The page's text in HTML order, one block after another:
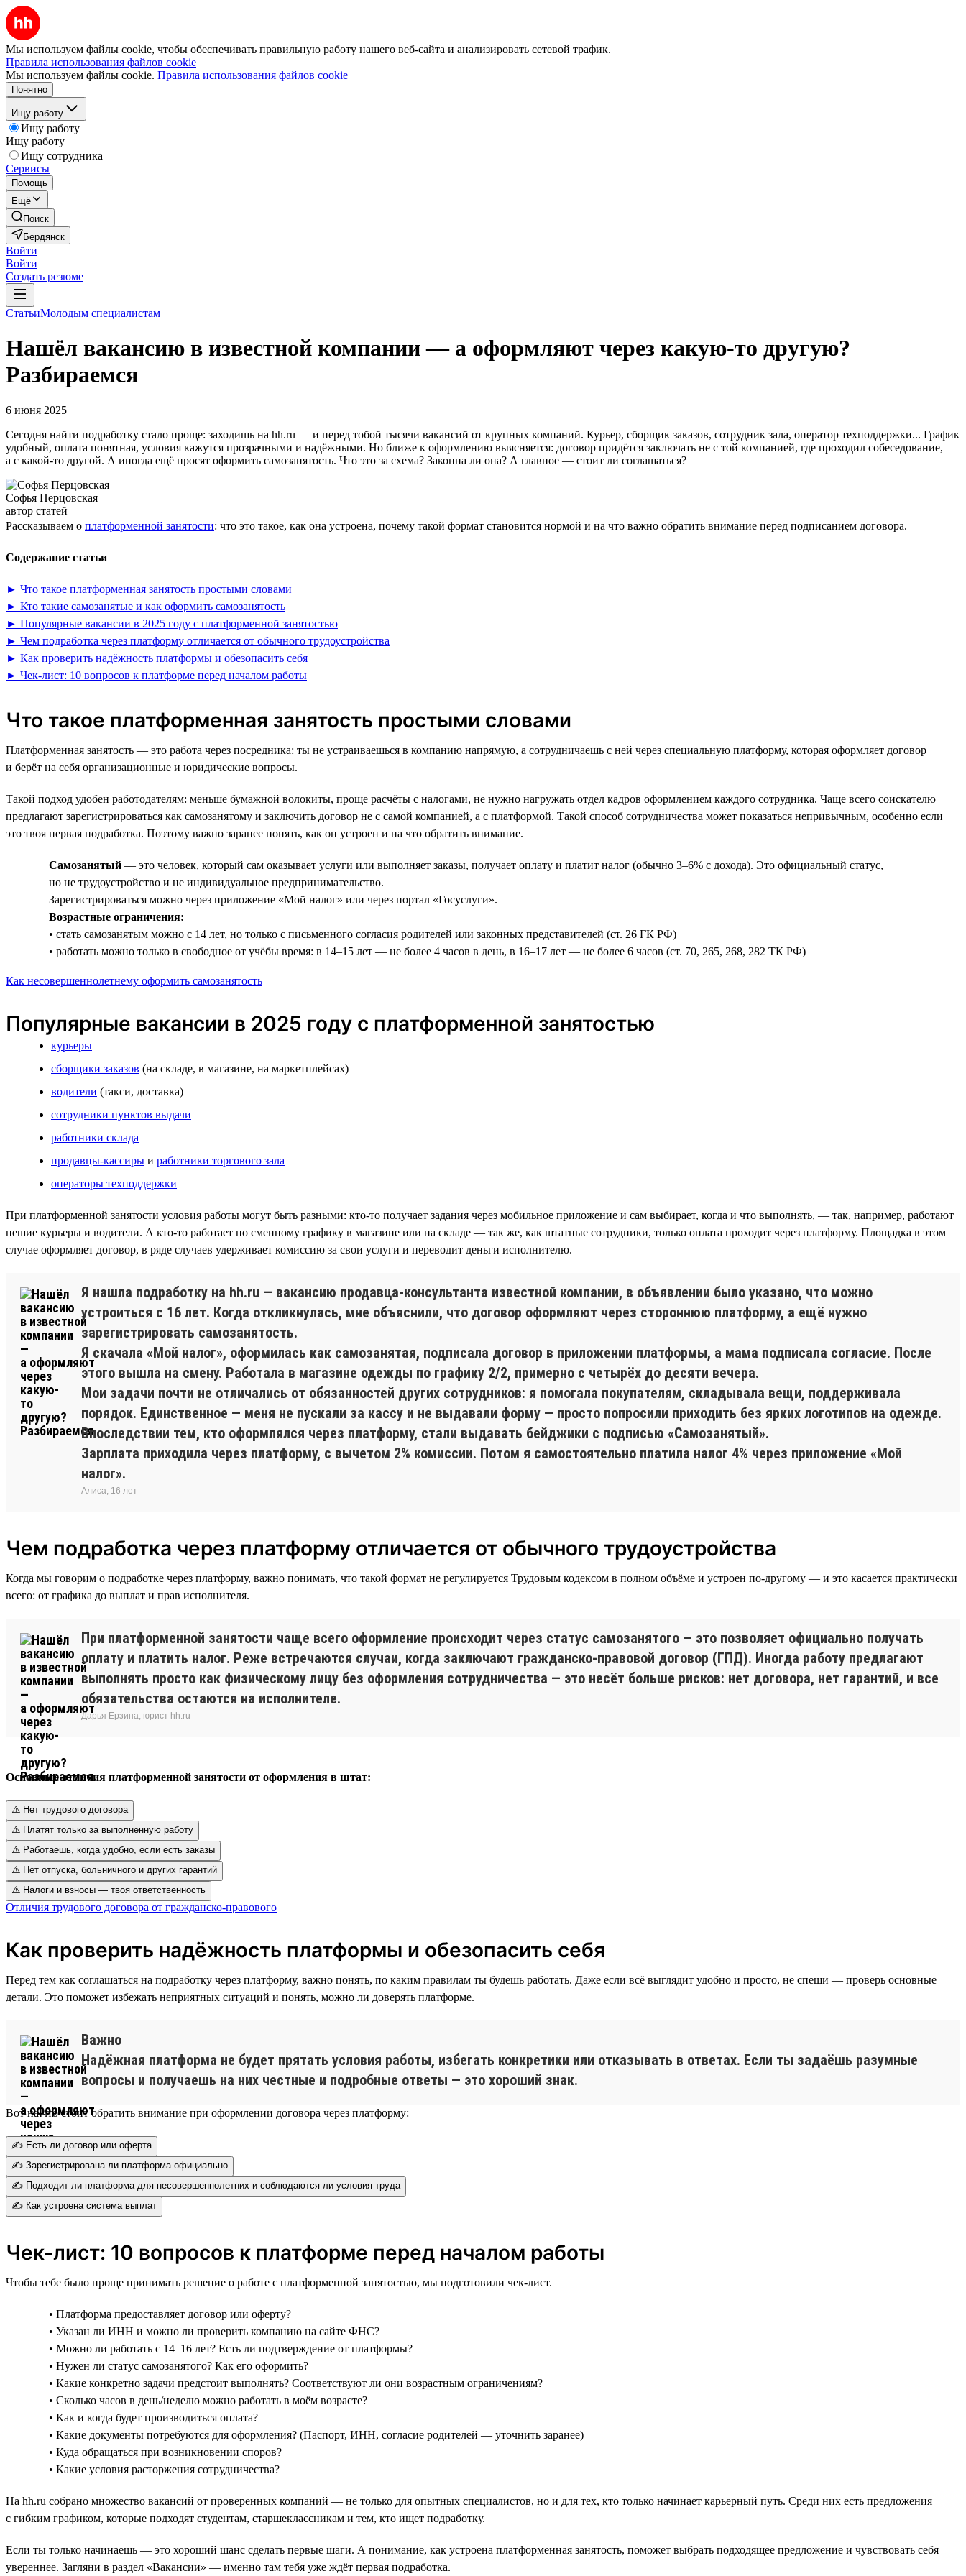
Мы используем файлы cookie, чтобы обеспечивать правильную работу нашего веб-сайта и анализировать сетевой трафик.
Правила использования файлов cookie
Мы используем файлы cookie. Правила использования файлов cookie
Понятно
Ищу работу
Ищу работу
Ищу работу
Ищу сотрудника
Сервисы
Помощь
Ещё
Поиск
Бердянск
Войти
Войти
Создать резюме
СтатьиМолодым специалистам
Нашёл вакансию в известной компании — а оформляют через какую-то другую?
Разбираемся
6 июня 2025
Сегодня найти подработку стало проще: заходишь на hh.ru — и перед тобой тысячи вакансий от крупных компаний. Курьер, сборщик заказов, сотрудник зала, оператор техподдержки... График
удобный, оплата понятная, условия кажутся прозрачными и надёжными. Но ближе к оформлению выясняется: договор придётся заключать не с той компанией, где проходил собеседование,
а с какой-то другой. А иногда ещё просят оформить самозанятость. Что это за схема? Законна ли она? А главное — стоит ли соглашаться?
Софья Перцовская
автор статей
Рассказываем о платформенной занятости: что это такое, как она устроена, почему такой формат становится нормой и на что важно обратить внимание перед подписанием договора.
Содержание статьи
► Что такое платформенная занятость простыми словами
► Кто такие самозанятые и как оформить самозанятость
► Популярные вакансии в 2025 году с платформенной занятостью
► Чем подработка через платформу отличается от обычного трудоустройства
► Как проверить надёжность платформы и обезопасить себя
► Чек-лист: 10 вопросов к платформе перед началом работы
Что такое платформенная занятость простыми словами
Платформенная занятость — это работа через посредника: ты не устраиваешься в компанию напрямую, а сотрудничаешь с ней через специальную платформу, которая оформляет договор
и берёт на себя организационные и юридические вопросы.
Такой подход удобен работодателям: меньше бумажной волокиты, проще расчёты с налогами, не нужно нагружать отдел кадров оформлением каждого сотрудника. Чаще всего соискателю
предлагают зарегистрироваться как самозанятому и заключить договор не с самой компанией, а с платформой. Такой способ сотрудничества может показаться непривычным, особенно если
это твоя первая подработка. Поэтому важно заранее понять, как он устроен и на что обратить внимание.
Самозанятый — это человек, который сам оказывает услуги или выполняет заказы, получает оплату и платит налог (обычно 3–6% с дохода). Это официальный статус,
но не трудоустройство и не индивидуальное предпринимательство.
Зарегистрироваться можно через приложение «Мой налог» или через портал «Госуслуги».
Возрастные ограничения:
• стать самозанятым можно с 14 лет, но только с письменного согласия родителей или законных представителей (ст. 26 ГК РФ)
• работать можно только в свободное от учёбы время: в 14–15 лет — не более 4 часов в день, в 16–17 лет — не более 6 часов (ст. 70, 265, 268, 282 ТК РФ)
Как несовершеннолетнему оформить самозанятость
Популярные вакансии в 2025 году с платформенной занятостью
курьеры
сборщики заказов (на складе, в магазине, на маркетплейсах)
водители (такси, доставка)
сотрудники пунктов выдачи
работники склада
продавцы-кассиры и работники торгового зала
операторы техподдержки
При платформенной занятости условия работы могут быть разными: кто-то получает задания через мобильное приложение и сам выбирает, когда и что выполнять, — так, например, работают
пешие курьеры и водители. А кто-то работает по сменному графику в магазине или на складе — так же, как штатные сотрудники, только оплата проходит через платформу. Площадка в этом
случае оформляет договор, в ряде случаев удерживает комиссию за свои услуги и переводит деньги исполнителю.
Я нашла подработку на hh.ru — вакансию продавца-консультанта известной компании, в объявлении было указано, что можно
устроиться с 16 лет. Когда откликнулась, мне объяснили, что договор оформляют через стороннюю платформу, а ещё нужно
зарегистрировать самозанятость.
Я скачала «Мой налог», оформилась как самозанятая, подписала договор в приложении платформы, а мама подписала согласие. После
этого вышла на смену. Работала в магазине одежды по графику 2/2, примерно с четырёх до десяти вечера.
Мои задачи почти не отличались от обязанностей других сотрудников: я помогала покупателям, складывала вещи, поддерживала
порядок. Единственное — меня не пускали за кассу и не выдавали форму — просто попросили приходить без ярких логотипов на одежде.
Впоследствии тем, кто оформлялся через платформу, стали выдавать бейджики с подписью «Самозанятый».
Зарплата приходила через платформу, с вычетом 2% комиссии. Потом я самостоятельно платила налог 4% через приложение «Мой
налог».
Алиса, 16 лет
Чем подработка через платформу отличается от обычного трудоустройства
Когда мы говорим о подработке через платформу, важно понимать, что такой формат не регулируется Трудовым кодексом в полном объёме и устроен по-другому — и это касается практически
всего: от графика до выплат и прав исполнителя.
При платформенной занятости чаще всего оформление происходит через статус самозанятого — это позволяет официально получать
оплату и платить налог. Реже встречаются случаи, когда заключают гражданско-правовой договор (ГПД). Иногда работу предлагают
выполнять просто как физическому лицу без оформления сотрудничества — это несёт больше рисков: нет договора, нет гарантий, и все
обязательства остаются на исполнителе.
Дарья Ерзина, юрист hh.ru
Основные отличия платформенной занятости от оформления в штат:
⚠️ Нет трудового договора
⚠️ Платят только за выполненную работу
⚠️ Работаешь, когда удобно, если есть заказы
⚠️ Нет отпуска, больничного и других гарантий
⚠️ Налоги и взносы — твоя ответственность
Отличия трудового договора от гражданско-правового
Как проверить надёжность платформы и обезопасить себя
Перед тем как соглашаться на подработку через платформу, важно понять, по каким правилам ты будешь работать. Даже если всё выглядит удобно и просто, не спеши — проверь основные
детали. Это поможет избежать неприятных ситуаций и понять, можно ли доверять платформе.
Важно
Надёжная платформа не будет прятать условия работы, избегать конкретики или отказывать в ответах. Если ты задаёшь разумные
вопросы и получаешь на них честные и подробные ответы — это хороший знак.
Вот на что стоит обратить внимание при оформлении договора через платформу:
✍️ Есть ли договор или оферта
✍️ Зарегистрирована ли платформа официально
✍️ Подходит ли платформа для несовершеннолетних и соблюдаются ли условия труда
✍️ Как устроена система выплат
Чек-лист: 10 вопросов к платформе перед началом работы
Чтобы тебе было проще принимать решение о работе с платформенной занятостью, мы подготовили чек-лист.
• Платформа предоставляет договор или оферту?
• Указан ли ИНН и можно ли проверить компанию на сайте ФНС?
• Можно ли работать с 14–16 лет? Есть ли подтверждение от платформы?
• Нужен ли статус самозанятого? Как его оформить?
• Какие конкретно задачи предстоит выполнять? Соответствуют ли они возрастным ограничениям?
• Сколько часов в день/неделю можно работать в моём возрасте?
• Как и когда будет производиться оплата?
• Какие документы потребуются для оформления? (Паспорт, ИНН, согласие родителей — уточнить заранее)
• Куда обращаться при возникновении споров?
• Какие условия расторжения сотрудничества?
На hh.ru собрано множество вакансий от проверенных компаний — не только для опытных специалистов, но и для тех, кто только начинает карьерный путь. Среди них есть предложения
с гибким графиком, которые подходят студентам, старшеклассникам и тем, кто ищет подработку.
Если ты только начинаешь — это хороший шанс сделать первые шаги. А понимание, как устроена платформенная занятость, поможет выбрать подходящее предложение и чувствовать себя
увереннее. Загляни в раздел «Вакансии» — именно там тебя уже ждёт первая подработка.